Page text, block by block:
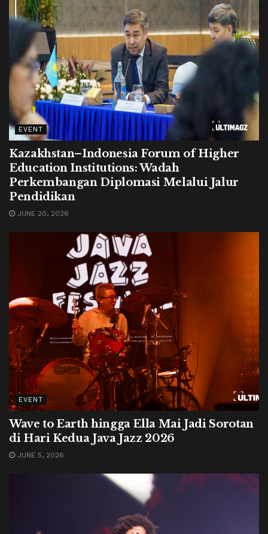
EVENT
Kazakhstan–Indonesia Forum of Higher
Education Institutions: Wadah
Perkembangan Diplomasi Melalui Jalur
Pendidikan
JUNE 20, 2026
EVENT
Wave to Earth hingga Ella Mai Jadi Sorotan
di Hari Kedua Java Jazz 2026
JUNE 5, 2026